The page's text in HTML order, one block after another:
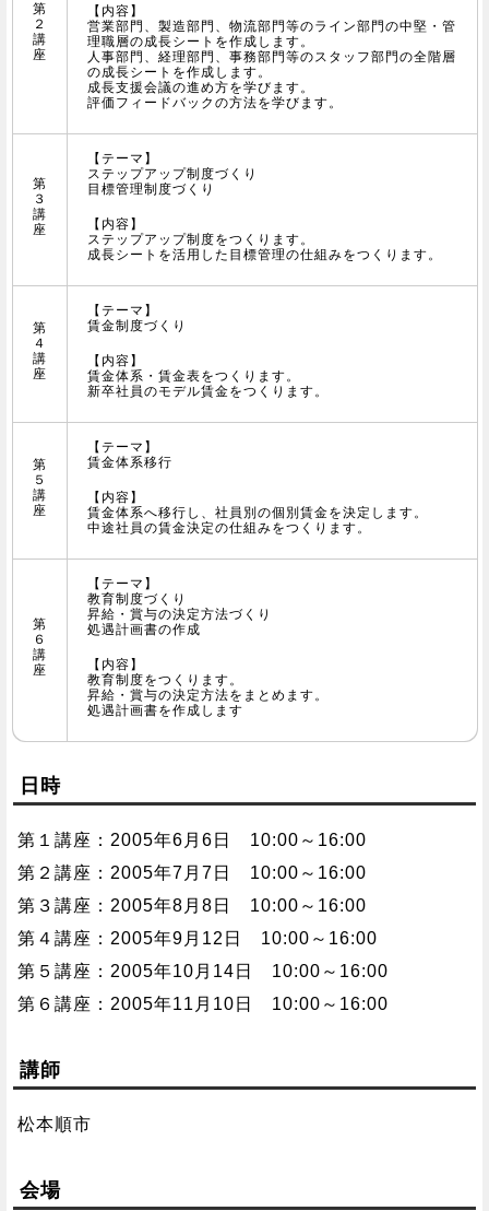
第
２
講
座
【内容】
営業部門、製造部門、物流部門等のライン部門の中堅・管
理職層の成長シートを作成します。
人事部門、経理部門、事務部門等のスタッフ部門の全階層
の成長シートを作成します。
成長支援会議の進め方を学びます。
評価フィードバックの方法を学びます。
第
３
講
座
【テーマ】
ステップアップ制度づくり
目標管理制度づくり
【内容】
ステップアップ制度をつくります。
成長シートを活用した目標管理の仕組みをつくります。
第
４
講
座
【テーマ】
賃金制度づくり
【内容】
賃金体系・賃金表をつくります。
新卒社員のモデル賃金をつくります。
第
５
講
座
【テーマ】
賃金体系移行
【内容】
賃金体系へ移行し、社員別の個別賃金を決定します。
中途社員の賃金決定の仕組みをつくります。
第
６
講
座
【テーマ】
教育制度づくり
昇給・賞与の決定方法づくり
処遇計画書の作成
【内容】
教育制度をつくります。
昇給・賞与の決定方法をまとめます。
処遇計画書を作成します
日時
第１講座：2005年6月6日 10:00～16:00
第２講座：2005年7月7日 10:00～16:00
第３講座：2005年8月8日 10:00～16:00
第４講座：2005年9月12日 10:00～16:00
第５講座：2005年10月14日 10:00～16:00
第６講座：2005年11月10日 10:00～16:00
講師
松本順市
会場